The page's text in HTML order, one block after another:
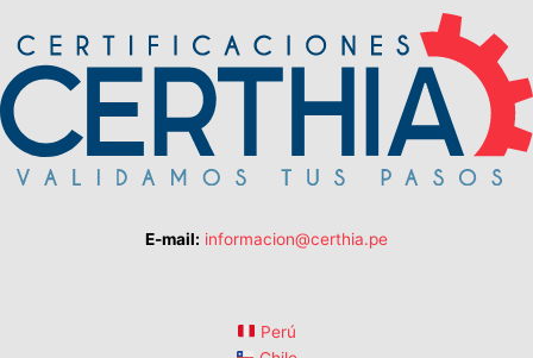
E-mail: informacion@certhia.pe
Perú